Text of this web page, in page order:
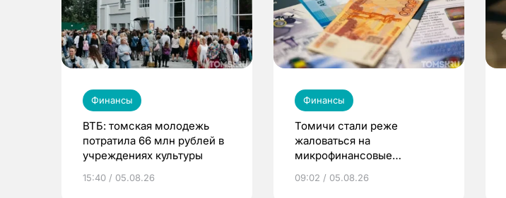
Финансы
ВТБ: томская молодежь
потратила 66 млн рублей в
учреждениях культуры
15:40 / 05.08.26
Финансы
Томичи стали реже
жаловаться на
микрофинансовые
09:02 / 05.08.26